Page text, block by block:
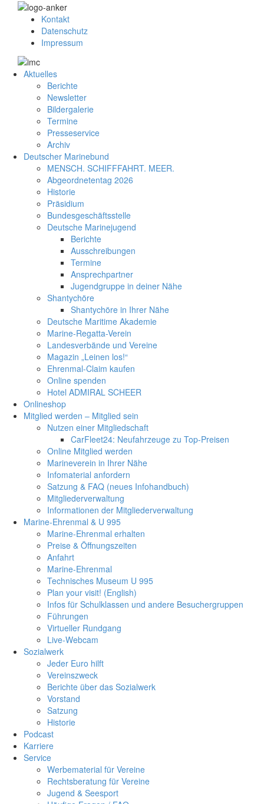
Kontakt
Datenschutz
Impressum
Aktuelles
Berichte
Newsletter
Bildergalerie
Termine
Presseservice
Archiv
Deutscher Marinebund
MENSCH. SCHIFFFAHRT. MEER.
Abgeordnetentag 2026
Historie
Präsidium
Bundesgeschäftsstelle
Deutsche Marinejugend
Berichte
Ausschreibungen
Termine
Ansprechpartner
Jugendgruppe in deiner Nähe
Shantychöre
Shantychöre in Ihrer Nähe
Deutsche Maritime Akademie
Marine-Regatta-Verein
Landesverbände und Vereine
Magazin „Leinen los!“
Ehrenmal-Claim kaufen
Online spenden
Hotel ADMIRAL SCHEER
Onlineshop
Mitglied werden – Mitglied sein
Nutzen einer Mitgliedschaft
CarFleet24: Neufahrzeuge zu Top-Preisen
Online Mitglied werden
Marineverein in Ihrer Nähe
Infomaterial anfordern
Satzung & FAQ (neues Infohandbuch)
Mitgliederverwaltung
Informationen der Mitgliederverwaltung
Marine-Ehrenmal & U 995
Marine-Ehrenmal erhalten
Preise & Öffnungszeiten
Anfahrt
Marine-Ehrenmal
Technisches Museum U 995
Plan your visit! (English)
Infos für Schulklassen und andere Besuchergruppen
Führungen
Virtueller Rundgang
Live-Webcam
Sozialwerk
Jeder Euro hilft
Vereinszweck
Berichte über das Sozialwerk
Vorstand
Satzung
Historie
Podcast
Karriere
Service
Werbematerial für Vereine
Rechtsberatung für Vereine
Jugend & Seesport